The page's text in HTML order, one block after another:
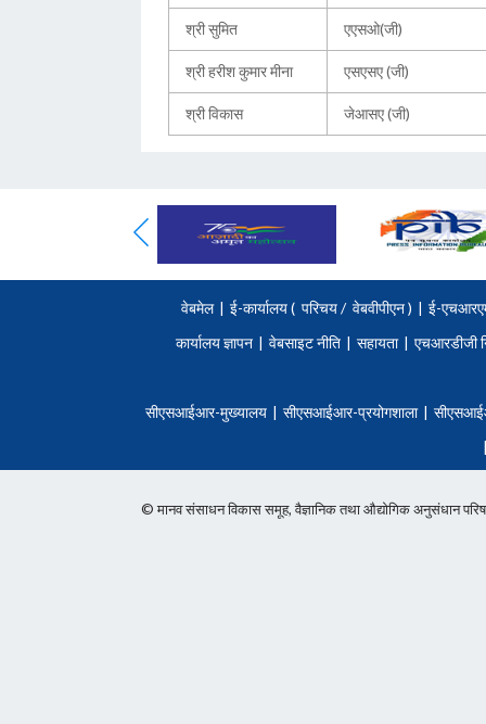
श्री सुमित एएसओ(जी)
श्री हरीश कुमार मीना एसएसए (जी)
श्री विकास जेआसए (जी)
वेबमेल | ई-कार्यालय ( परिचय/ वेबवीपीएन ) | ई-
कार्यालय ज्ञापन | वेबसाइट नीति | सहायता | एचआरडीजी
सीएसआईआर-मुख्यालय | सीएसआईआर-प्रयोगशाला |
© मानव संसाधन विकास समूह, वैज्ञानिक तथा औद्योगिक अनुसंधान